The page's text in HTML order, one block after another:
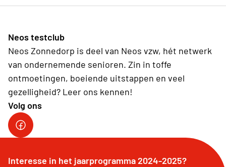
Neos testclub
Neos Zonnedorp is deel van Neos vzw, hét netwerk
van ondernemende senioren. Zin in toffe
ontmoetingen, boeiende uitstappen en veel
gezelligheid? Leer ons kennen!
Volg ons
Interesse in het jaarprogramma 2024-2025?